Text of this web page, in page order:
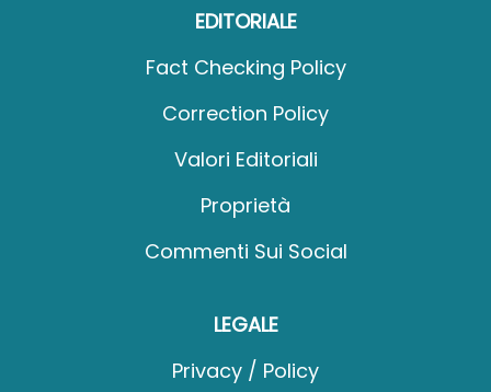
EDITORIALE
Fact Checking Policy
Correction Policy
Valori Editoriali
Proprietà
Commenti Sui Social
LEGALE
Privacy / Policy